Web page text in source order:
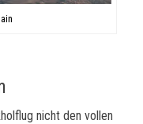
nicht den vollen